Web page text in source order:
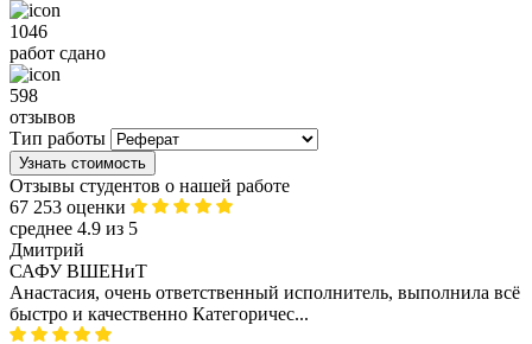
1046
работ сдано
598
отзывов
Тип работы
Узнать стоимость
Отзывы студентов о нашей работе
67 253 оценки
среднее 4.9 из 5
Дмитрий
САФУ ВШЕНиТ
Анастасия, очень ответственный исполнитель, выполнила всё
быстро и качественно Категоричес...